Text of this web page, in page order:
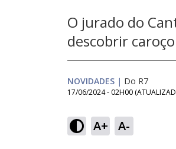
O jurado do
descobrir
NOVIDADES | Do R7
17/06/2024 - 02H00
A+ A-